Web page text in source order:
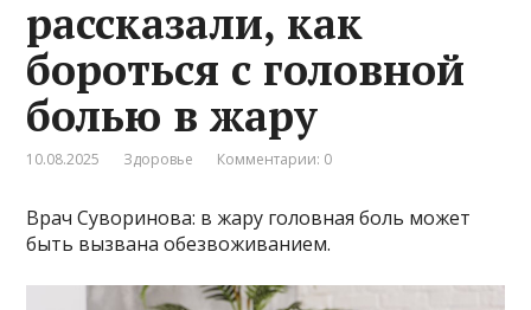
рассказали, как
бороться с головной
болью в жару
10.08.2025 Здоровье Комментарии: 0
Врач Суворинова: в жару головная боль может
быть вызвана обезвоживанием.